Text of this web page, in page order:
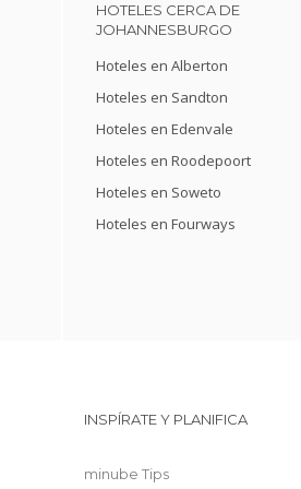
HOTELES CERCA DE
JOHANNESBURGO
Hoteles en Alberton
Hoteles en Sandton
Hoteles en Edenvale
Hoteles en Roodepoort
Hoteles en Soweto
Hoteles en Fourways
INSPÍRATE Y PLANIFICA
minube Tips